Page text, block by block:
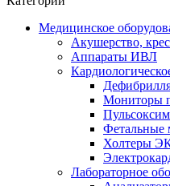
Медицинское
Акушерство,
Аппараты ИВЛ
Мониторы
Фетальные
Холтеры
Лабораторное